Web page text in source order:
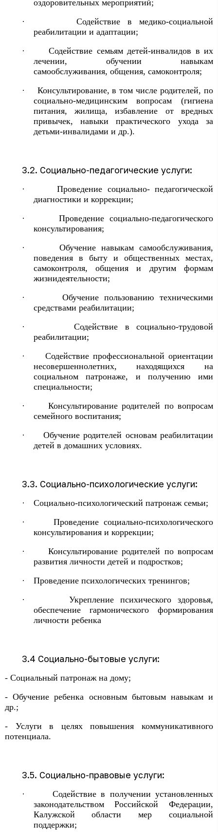
оздоровительных мероприятий;
·
Содействие в медико-социальной
реабилитации и адаптации;
·
Содействие семьям детей-инвалидов в их
лечении, обучении навыкам
самообслуживания, общения, самоконтроля;
·
Консультирование, в том числе родителей, по
социально-медицинским вопросам (гигиена
питания, жилища, избавление от вредных
привычек, навыки практического ухода за
детьми-инвалидами и др.).
3.2. Социально-педагогические услуги:
·
Проведение социально- педагогической
диагностики и коррекции;
·
Проведение социально-педагогического
консультирования;
·
Обучение навыкам самообслуживания,
поведения в быту и общественных местах,
самоконтроля, общения и другим формам
жизнидеятельности;
·
Обучение пользованию техническими
средствами реабилитации;
·
Содействие в социально-трудовой
реабилитации;
·
Содействие профессиональной ориентации
несовершеннолетних, находящихся на
социальном патронаже, и получению ими
специальности;
·
Консультирование родителей по вопросам
семейного воспитания;
·
Обучение родителей основам реабилитации
детей в домашних условиях.
3.3. Социально-психологические услуги:
·
Социально-психологический патронаж семьи;
·
Проведение социально-психологического
консультирования и коррекции;
·
Консультирование родителей по вопросам
развития личности детей и подростков;
·
Проведение психологических тренингов;
·
Укрепление психического здоровья,
обеспечение гармонического формирования
личности ребенка
3.4 Социально-бытовые услуги:
- Социальный патронаж на дому;
- Обучение ребенка основным бытовым навыкам и
др.;
- Услуги в целях повышения коммуникативного
потенциала.
3.5. Социально-правовые услуги:
·
Содействие в получении установленных
законодательством Российской Федерации,
Калужской области мер социальной
поддержки;